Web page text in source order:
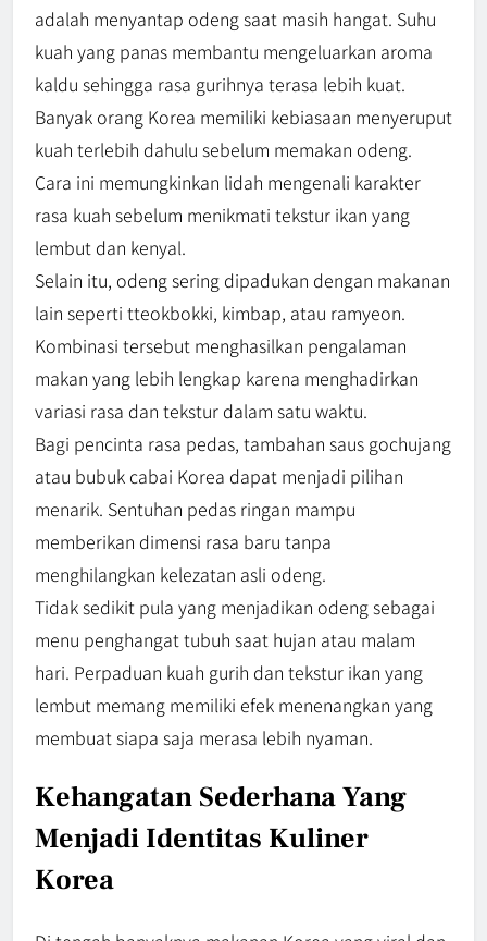
adalah menyantap odeng saat masih hangat. Suhu
kuah yang panas membantu mengeluarkan aroma
kaldu sehingga rasa gurihnya terasa lebih kuat.
Banyak orang Korea memiliki kebiasaan menyeruput
kuah terlebih dahulu sebelum memakan odeng.
Cara ini memungkinkan lidah mengenali karakter
rasa kuah sebelum menikmati tekstur ikan yang
lembut dan kenyal.
Selain itu, odeng sering dipadukan dengan makanan
lain seperti tteokbokki, kimbap, atau ramyeon.
Kombinasi tersebut menghasilkan pengalaman
makan yang lebih lengkap karena menghadirkan
variasi rasa dan tekstur dalam satu waktu.
Bagi pencinta rasa pedas, tambahan saus gochujang
atau bubuk cabai Korea dapat menjadi pilihan
menarik. Sentuhan pedas ringan mampu
memberikan dimensi rasa baru tanpa
menghilangkan kelezatan asli odeng.
Tidak sedikit pula yang menjadikan odeng sebagai
menu penghangat tubuh saat hujan atau malam
hari. Perpaduan kuah gurih dan tekstur ikan yang
lembut memang memiliki efek menenangkan yang
membuat siapa saja merasa lebih nyaman.
Kehangatan Sederhana Yang
Menjadi Identitas Kuliner
Korea